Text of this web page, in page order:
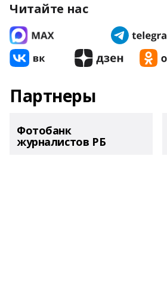
Читайте нас
Партнеры
Фотобанк
журналистов РБ